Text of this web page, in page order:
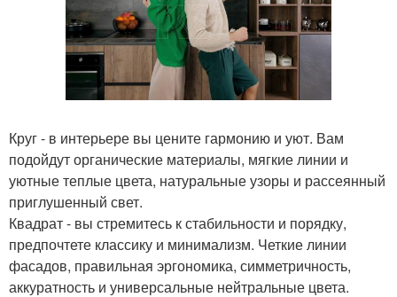
Круг - в интерьере вы цените гармонию и уют. Вам
подойдут органические материалы, мягкие линии и
уютные теплые цвета, натуральные узоры и рассеянный
приглушенный свет.
Квадрат - вы стремитесь к стабильности и порядку,
предпочтете классику и минимализм. Четкие линии
фасадов, правильная эргономика, симметричность,
аккуратность и универсальные нейтральные цвета.